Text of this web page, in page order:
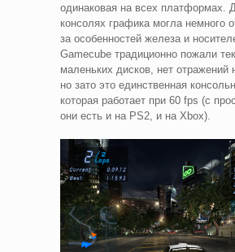
одинаковая на всех платформах.
консолях графика могла немного
за особенностей железа и
Gamecube традиционно пожали
маленьких дисков, нет отражений
но зато это единственная
которая работает при 60 fps (с
они есть и на PS2, и на Xbox).